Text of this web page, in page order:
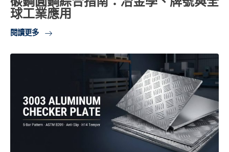
球工業應用
閱讀更多